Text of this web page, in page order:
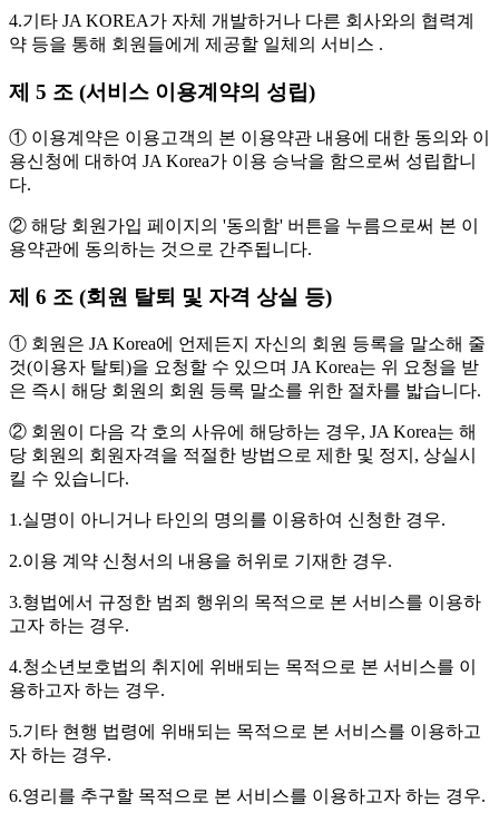
4.기타 JA KOREA가 자체 개발하거나 다른 회사와의 협력계
약 등을 통해 회원들에게 제공할 일체의 서비스 .
제 5 조 (서비스 이용계약의 성립)
① 이용계약은 이용고객의 본 이용약관 내용에 대한 동의와 이
용신청에 대하여 JA Korea가 이용 승낙을 함으로써 성립합니
다.
② 해당 회원가입 페이지의 '동의함' 버튼을 누름으로써 본 이
용약관에 동의하는 것으로 간주됩니다.
제 6 조 (회원 탈퇴 및 자격 상실 등)
① 회원은 JA Korea에 언제든지 자신의 회원 등록을 말소해 줄
것(이용자 탈퇴)을 요청할 수 있으며 JA Korea는 위 요청을 받
은 즉시 해당 회원의 회원 등록 말소를 위한 절차를 밟습니다.
② 회원이 다음 각 호의 사유에 해당하는 경우, JA Korea는 해
당 회원의 회원자격을 적절한 방법으로 제한 및 정지, 상실시
킬 수 있습니다.
1.실명이 아니거나 타인의 명의를 이용하여 신청한 경우.
2.이용 계약 신청서의 내용을 허위로 기재한 경우.
3.형법에서 규정한 범죄 행위의 목적으로 본 서비스를 이용하
고자 하는 경우.
4.청소년보호법의 취지에 위배되는 목적으로 본 서비스를 이
용하고자 하는 경우.
5.기타 현행 법령에 위배되는 목적으로 본 서비스를 이용하고
자 하는 경우.
6.영리를 추구할 목적으로 본 서비스를 이용하고자 하는 경우.